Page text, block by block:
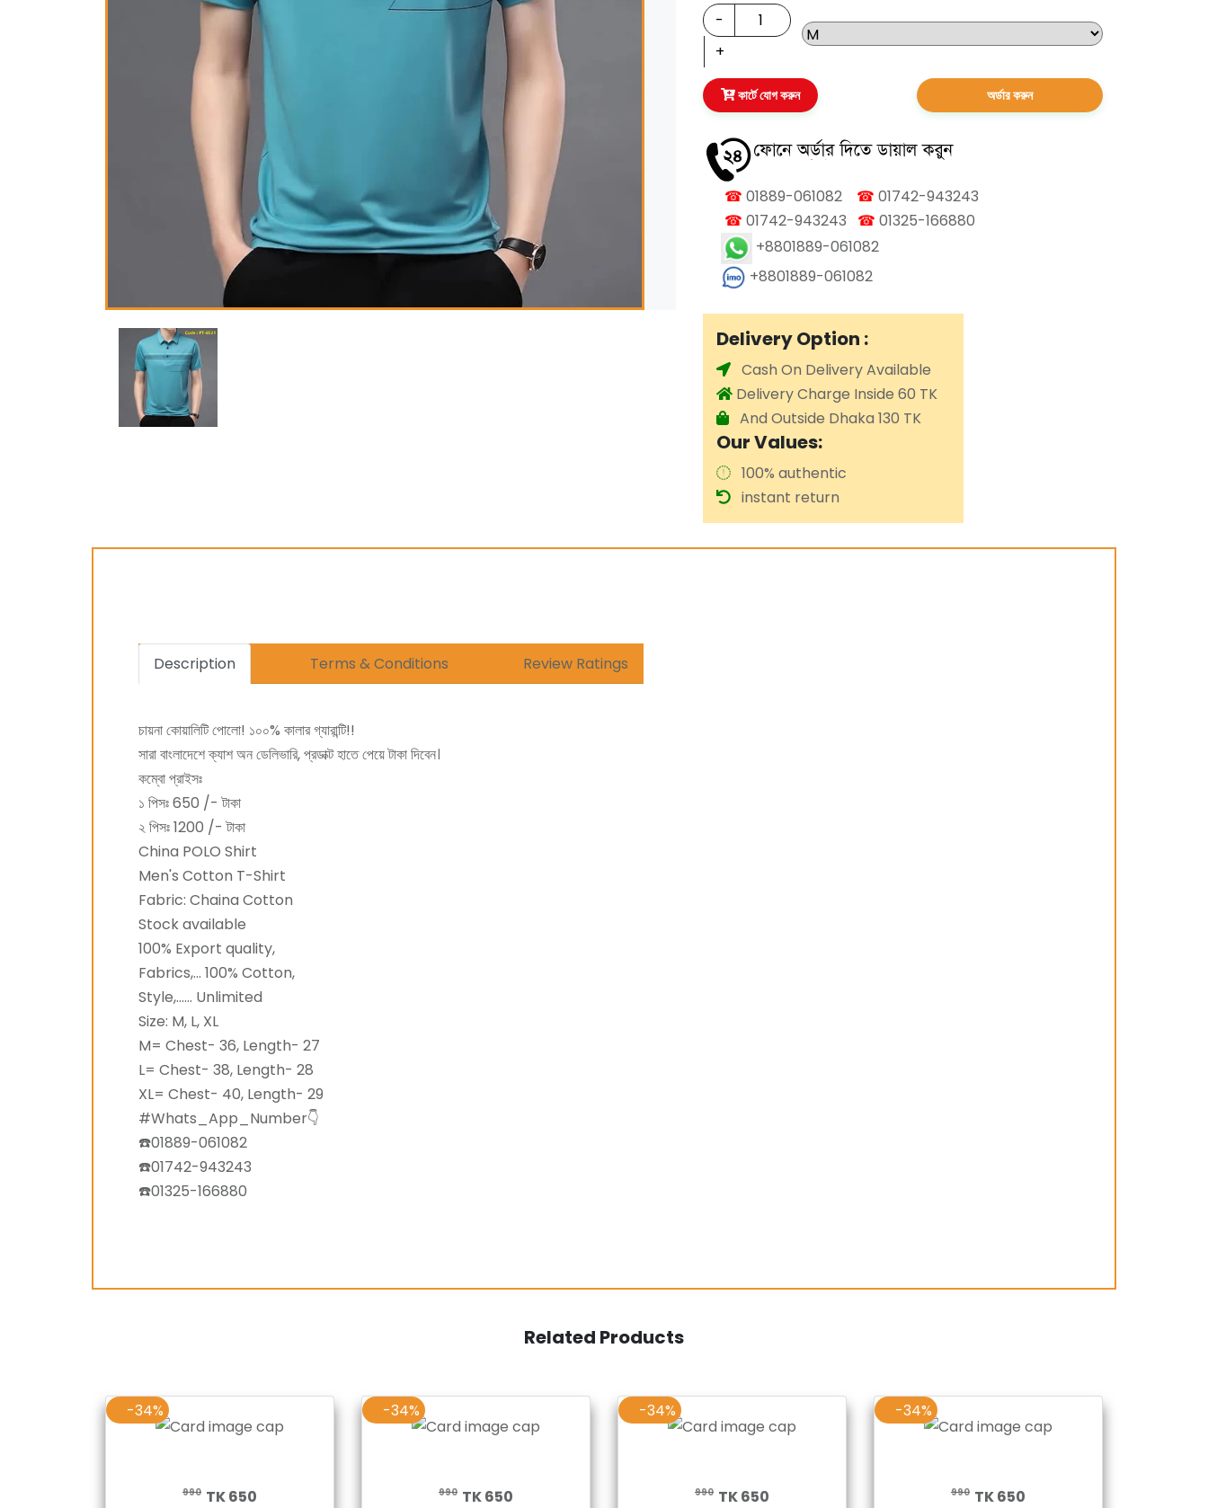
কার্টে যোগ করুন অর্ডার করুন
☎ 01889-061082 ☎ 01742-943243
☎ 01742-943243 ☎ 01325-166880
+8801889-061082
+8801889-061082
Delivery Option :
Cash On Delivery Available
Delivery Charge Inside 60 TK
And Outside Dhaka 130 TK
Our Values:
100% authentic
instant return
Description Terms & Conditions Review Ratings
চায়না কোয়ালিটি পোলো! ১০০% কালার গ্যারান্টি!!
সারা বাংলাদেশে ক্যাশ অন ডেলিভারি, প্রডাক্ট হাতে পেয়ে টাকা দিবেন।
কম্বো প্রাইসঃ
১ পিসঃ 650 /- টাকা
২ পিসঃ 1200 /- টাকা
China POLO Shirt
Men's Cotton T-Shirt
Fabric: Chaina Cotton
Stock available
100% Export quality,
Fabrics,... 100% Cotton,
Style,...... Unlimited
Size: M, L, XL
M= Chest- 36, Length- 27
L= Chest- 38, Length- 28
XL= Chest- 40, Length- 29
#Whats_App_Number👇
☎️01889-061082
☎️01742-943243
☎️01325-166880
Save
Related Products
-34%
990 TK 650
-34%
990 TK 650
-34%
990 TK 650
-34%
990 TK 650